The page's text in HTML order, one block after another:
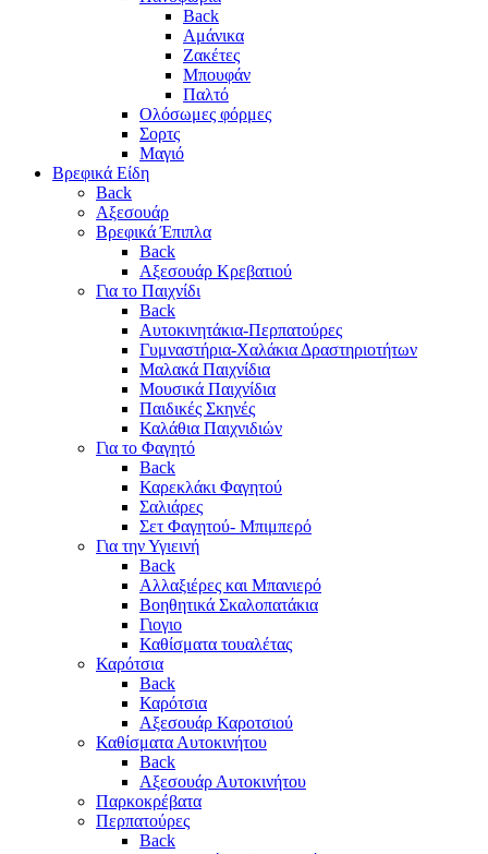
Back
Αμάνικα
Ζακέτες
Μπουφάν
Παλτό
Ολόσωμες φόρμες
Σορτς
Μαγιό
Βρεφικά Είδη
Back
Αξεσουάρ
Βρεφικά Έπιπλα
Back
Αξεσουάρ Κρεβατιού
Για το Παιχνίδι
Back
Αυτοκινητάκια-Περπατούρες
Γυμναστήρια-Χαλάκια Δραστηριοτήτων
Μαλακά Παιχνίδια
Μουσικά Παιχνίδια
Παιδικές Σκηνές
Καλάθια Παιχνιδιών
Για το Φαγητό
Back
Καρεκλάκι Φαγητού
Σαλιάρες
Σετ Φαγητού- Μπιμπερό
Για την Υγιεινή
Back
Αλλαξιέρες και Μπανιερό
Βοηθητικά Σκαλοπατάκια
Γιογιο
Καθίσματα τουαλέτας
Καρότσια
Back
Καρότσια
Αξεσουάρ Καροτσιού
Καθίσματα Αυτοκινήτου
Back
Αξεσουάρ Αυτοκινήτου
Παρκοκρέβατα
Περπατούρες
Back